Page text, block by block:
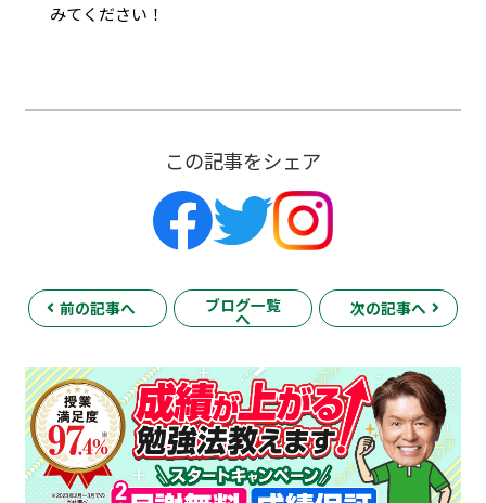
みてください！
この記事をシェア
前の記事へ ブログ一覧
へ
次の記事へ